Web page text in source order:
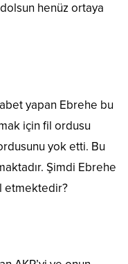
henüz ortaya
yapan Ebrehe bu
için fil ordusu
yok etti. Bu
Şimdi Ebrehe
etmektedir?